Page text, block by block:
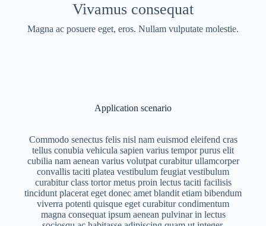
Vivamus consequat
Magna ac posuere eget, eros. Nullam vulputate molestie.
Application scenario
Commodo senectus felis nisl nam euismod eleifend cras
tellus conubia vehicula sapien varius tempor purus elit
cubilia nam aenean varius volutpat curabitur ullamcorper
convallis taciti platea vestibulum feugiat vestibulum
curabitur class tortor metus proin lectus taciti facilisis
tincidunt placerat eget donec amet blandit etiam bibendum
viverra potenti quisque eget curabitur condimentum
magna consequat ipsum aenean pulvinar in lectus